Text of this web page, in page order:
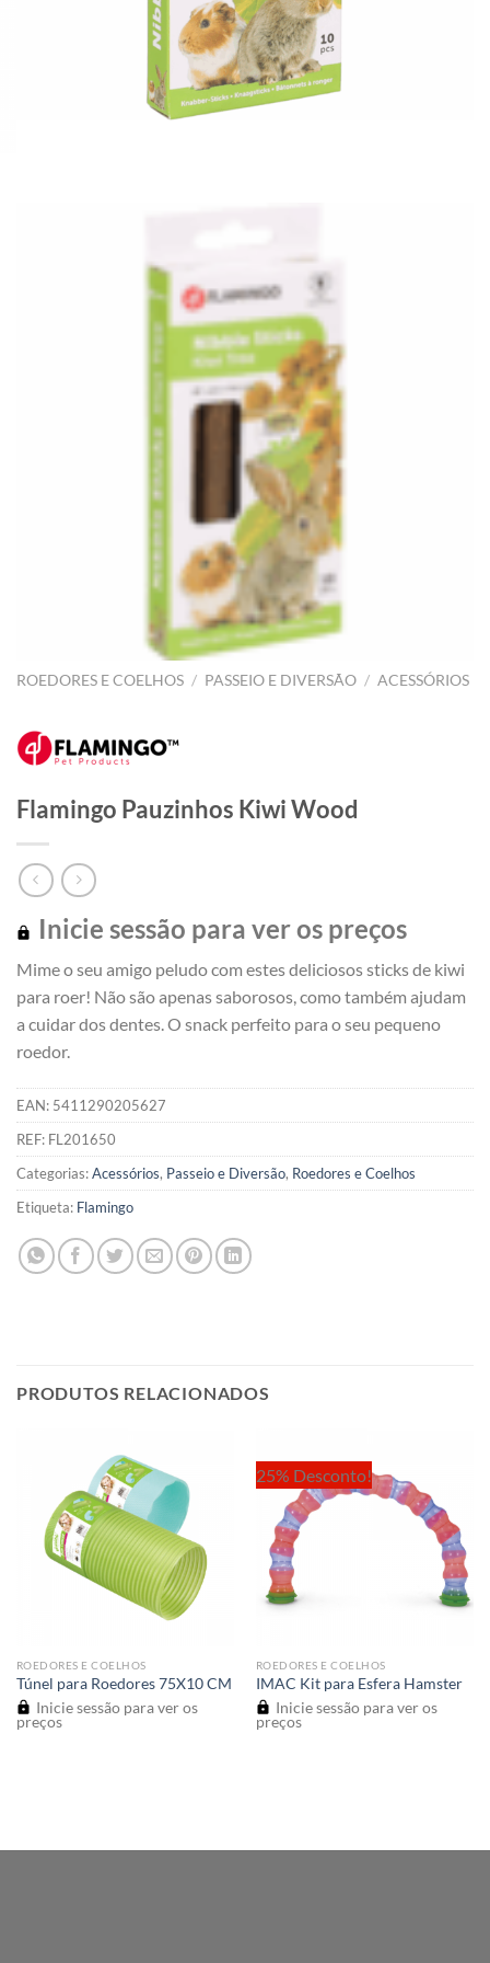
ROEDORES E COELHOS / PASSEIO E DIVERSÃO / ACESSÓRIOS
Flamingo Pauzinhos Kiwi Wood
Inicie sessão para ver os preços
Mime o seu amigo peludo com estes deliciosos sticks de kiwi
para roer! Não são apenas saborosos, como também ajudam
a cuidar dos dentes. O snack perfeito para o seu pequeno
roedor.
EAN: 5411290205627
REF: FL201650
Categorias:Acessórios, Passeio e Diversão, Roedores e Coelhos
Etiqueta: Flamingo
PRODUTOS RELACIONADOS
ROEDORES E COELHOS
Túnel para Roedores 75X10 CM
Inicie sessão para ver os
preços
25% Desconto!
ROEDORES E COELHOS
IMAC Kit para Esfera Hamster
Inicie sessão para ver os
preços